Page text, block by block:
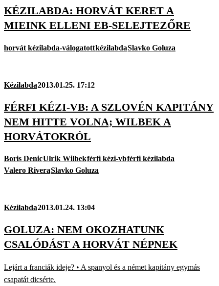
KÉZILABDA: HORVÁT KERET A
MIEINK ELLENI EB-SELEJTEZŐRE
horvát kézilabda-válogatottkézilabdaSlavko Goluza
Kézilabda2013.01.25. 17:12
FÉRFI KÉZI-VB: A SZLOVÉN KAPITÁNY
NEM HITTE VOLNA; WILBEK A
HORVÁTOKRÓL
Boris DenicUlrik Wilbekférfi kézi-vbférfi kézilabda
Valero RiveraSlavko Goluza
Kézilabda2013.01.24. 13:04
GOLUZA: NEM OKOZHATUNK
CSALÓDÁST A HORVÁT NÉPNEK
Lejárt a franciák ideje? • A spanyol és a német kapitány egymás
csapatát dicsérte.